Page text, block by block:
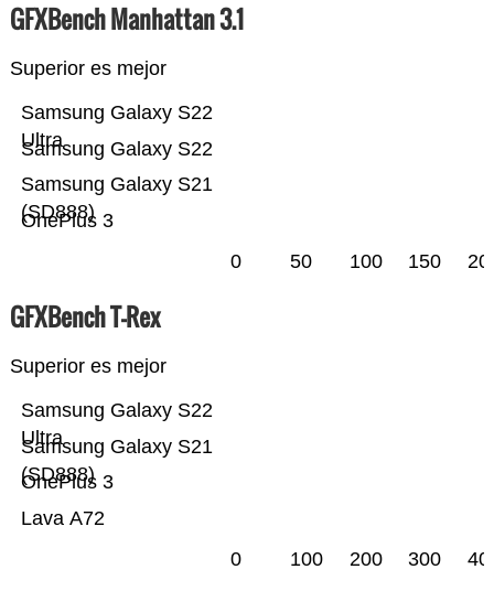
GFXBench Manhattan 3.1
Superior es mejor
OnePlus 3
Samsung Galaxy S21
(SD888)
Samsung Galaxy S22
Samsung Galaxy S22
Ultra
0 50 100 150
GFXBench T-Rex
Superior es mejor
Lava A72
OnePlus 3
Samsung Galaxy S21
(SD888)
Samsung Galaxy S22
Ultra
0 100 200 300